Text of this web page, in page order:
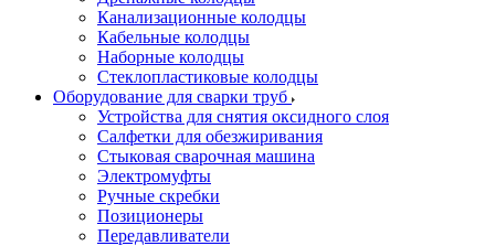
Канализационные колодцы
Кабельные колодцы
Наборные колодцы
Стеклопластиковые колодцы
Оборудование для сварки труб
Устройства для снятия оксидного слоя
Салфетки для обезжиривания
Стыковая сварочная машина
Электромуфты
Ручные скребки
Позиционеры
Передавливатели